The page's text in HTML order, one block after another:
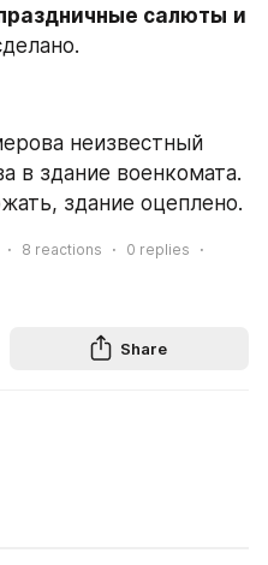
салюты и
в здание военкомата.
здание оцеплено.
8 reactions 0 replies
Share